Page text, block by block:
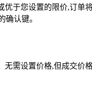
于您设置的限价,订单
确认键。
需设置价格,但成交价